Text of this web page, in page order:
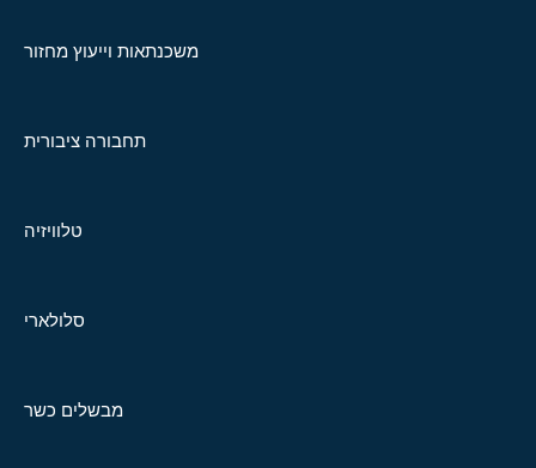
משכנתאות וייעוץ מחזור
תחבורה ציבורית
טלוויזיה
סלולארי
מבשלים כשר